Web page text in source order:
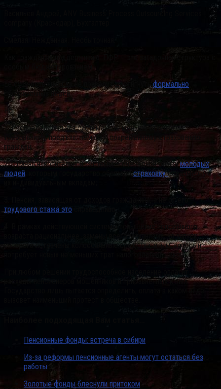
Как гражданин, поддерживаю. ПФР – это загадочная структура с
особым бюджетированием.
Ее сущность никогда не позволит достигнутьформально
обозначенных целей.
Но..
1. Распределительная система еще меньше отвечает
требованиям, предъявляемым к современному страхованию
граждан;
2. Отмена накопительной системы – очередной обманмолодых
людей , которым государство обещалостраховкусоразмерную
3. Пенсия, зависящая от доходов гражданина, а не от его
трудового стажа это
4. В рамках действующей системы повышение пенсионного
возраста рациональнее, замены всего механизма, на запуск
которого потрачены колоссальные средства, иным, который
потребует новых не меньших трат налогоплательщиков.
При любом решении трудоспособное население оплатит
расходы пенсионеров мошенников и приравненных к ним.
Пенсионные фонды: встреча в сибири
Из-за реформы пенсионные агенты могут остаться без
работы
Золотые фонды блеснули притоком